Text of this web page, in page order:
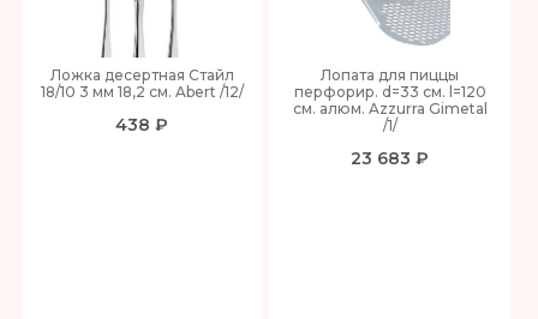
Ложка десертная Стайл
18/10 3 мм 18,2 см. Abert /12/
438 ₽
Лопата для пиццы
перфорир. d=33 см. l=120
см. алюм. Azzurra Gimetal
/1/
23 683 ₽